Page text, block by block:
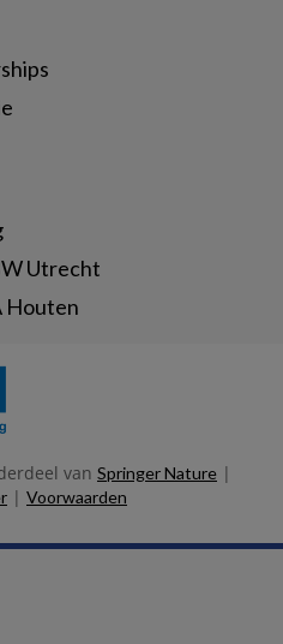
Utrecht
Houten
van Springer Nature |
| Voorwaarden